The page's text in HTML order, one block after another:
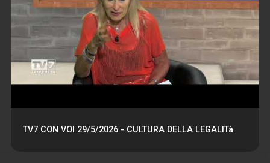
TV7 CON VOI 29/5/2026 - CULTURA DELLA LEGALITà